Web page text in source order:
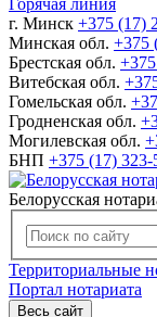
Горячая линия
г. Минск +375 (17)
Минская обл. +375
Брестская обл.
Витебская обл.
Гомельская обл.
Гродненская обл.
Могилевская обл.
БНП +375 (17) 323-
Белорусская
Территориальные
Портал нотариата
Весь сайт